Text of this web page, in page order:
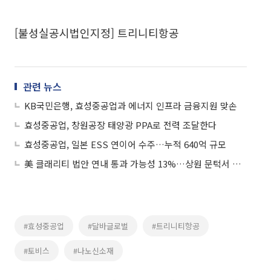
[불성실공시법인지정] 트리니티항공
관련 뉴스
KB국민은행, 효성중공업과 에너지 인프라 금융지원 맞손
효성중공업, 창원공장 태양광 PPA로 전력 조달한다
효성중공업, 일본 ESS 연이어 수주…누적 640억 규모
美 클래리티 법안 연내 통과 가능성 13%…상원 문턱서 제동
#효성중공업 #달바글로벌 #트리니티항공
#토비스 #나노신소재